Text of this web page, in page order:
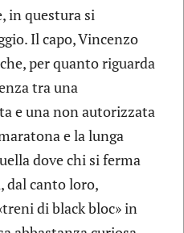
in questura si
Il capo, Vincenzo
per quanto riguarda
tra una
e una non autorizzata
e la lunga
dove chi si ferma
dal canto loro,
di black bloc» in